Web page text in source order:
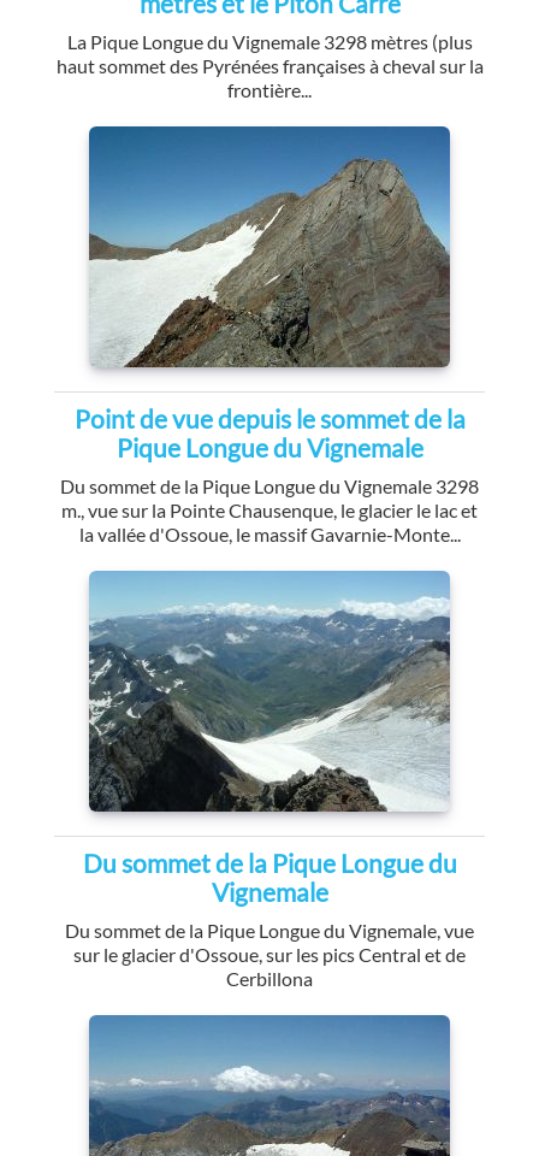
La Pique Longue du Vignemale 3298 mètres (plus
haut sommet des Pyrénées françaises à cheval sur la
frontière...
Point de vue depuis le sommet de la
Pique Longue du Vignemale
Du sommet de la Pique Longue du Vignemale 3298
m., vue sur la Pointe Chausenque, le glacier le lac et
la vallée d'Ossoue, le massif Gavarnie-Monte...
Du sommet de la Pique Longue du
Vignemale
Du sommet de la Pique Longue du Vignemale, vue
sur le glacier d'Ossoue, sur les pics Central et de
Cerbillona